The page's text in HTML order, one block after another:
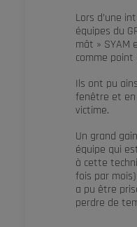
Lors d’une
équipes du
mât » SYAM
comme point
Ils ont pu
fenêtre et
victime.
Un grand
équipe qui
à cette
fois par
a pu être
perdre de